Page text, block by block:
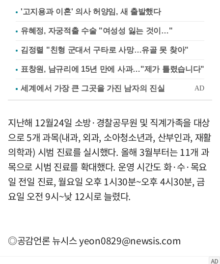
'고지용과 이혼' 의사 허양임, 새 출발했다
유혜정, 자궁적출 수술 "여성성 잃는 것이…"
김정렬 "친형 군대서 구타로 사망…유골 못 찾아"
표창원, 남규리에 15년 만에 사과…"제가 틀렸습니다"
지난해 12월24일 소방·경찰공무원 및 직계가족을 대상
으로 5개 과목(내과, 외과, 소아청소년과, 산부인과, 재활
의학과) 시범 진료를 실시했다. 올해 3월부터는 11개 과
목으로 시범 진료를 확대했다. 운영 시간도 화·수·목요
일 전일 진료, 월요일 오후 1시30분~오후 4시30분, 금
요일 오전 9시~낮 12시로 늘렸다.
◎공감언론 뉴시스yeon0829@newsis.com